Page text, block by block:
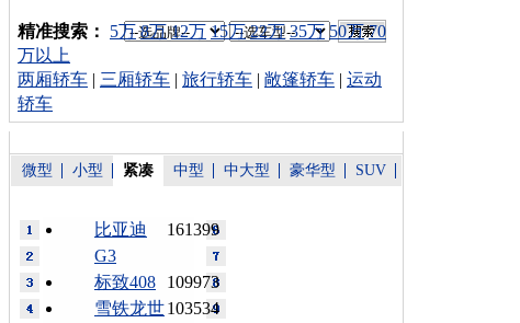
车型搜索：
精准搜索： 5万 8万 12万 15万 22万 35万 50万 70
万以上
两厢轿车 | 三厢轿车 | 旅行轿车 | 敞篷轿车 | 运动
轿车
微型 小型 紧凑 中型 中大型 豪华型 SUV
161399
比亚迪
G3
109973
标致408
103534
雪铁龙世